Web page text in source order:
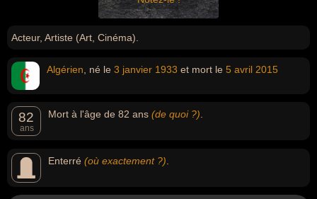
Acteur, Artiste (Art, Cinéma).
Algérien , né le 3 janvier 1933 et mort le 5 avril 2015
82
ans
Mort à l'âge de 82 ans (de quoi ?)
Enterré (où exactement ?)